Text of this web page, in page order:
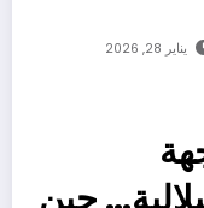
يناير 28, 2026